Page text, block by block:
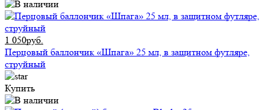
1 050руб.
Перцовый баллончик «Шпага» 25 мл, в защитном футляре,
струйный
Купить